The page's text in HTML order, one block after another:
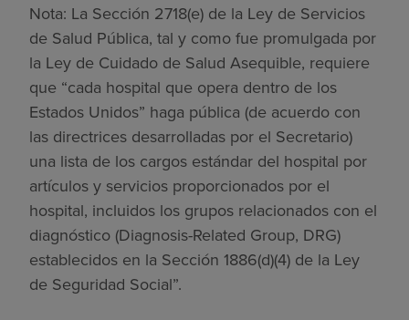
Nota: La Sección 2718(e) de la Ley de Servicios
de Salud Pública, tal y como fue promulgada por
la Ley de Cuidado de Salud Asequible, requiere
que “cada hospital que opera dentro de los
Estados Unidos” haga pública (de acuerdo con
las directrices desarrolladas por el Secretario)
una lista de los cargos estándar del hospital por
artículos y servicios proporcionados por el
hospital, incluidos los grupos relacionados con el
diagnóstico (Diagnosis-Related Group, DRG)
establecidos en la Sección 1886(d)(4) de la Ley
de Seguridad Social”.